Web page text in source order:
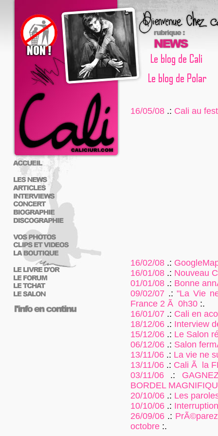
16/05/08 .: Cali au
16/02/08 .:
16/01/08 .: Nouveau
01/01/08 .: Bonne
09/02/07 .:"La Vie
France 2 Ã 0h30 :.
16/01/07 .: Cali en
18/12/06 .: Interview
15/12/06 .: Le Salon
06/12/06 .: Salon
13/11/06 .: La vie ne
13/11/06 .: Cali Ã la
03/11/06 .:
BORDEL
20/10/06 .: Les
10/10/06 .:
26/09/06 .:
octobre :.